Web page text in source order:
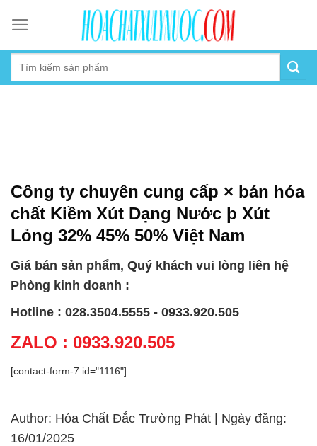
content
Công ty chuyên cung cấp × bán hóa
chất Kiềm Xút Dạng Nước þ Xút
Lỏng 32% 45% 50% Việt Nam
Giá bán sản phẩm, Quý khách vui lòng liên hệ
Phòng kinh doanh :
Hotline : 028.3504.5555 - 0933.920.505
ZALO : 0933.920.505
[contact-form-7 id="1116"]
Author: Hóa Chất Đắc Trường Phát | Ngày đăng:
16/01/2025